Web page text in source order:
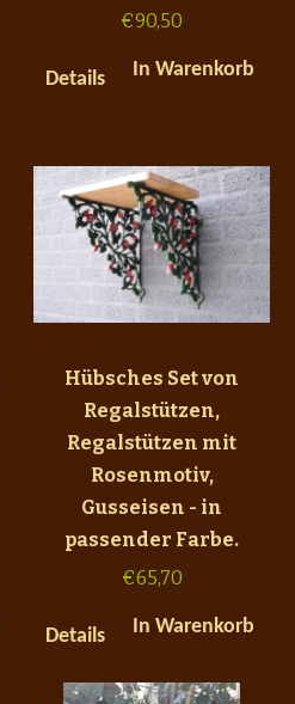
€90,50
Details In Warenkorb
Hübsches Set von
Regalstützen,
Regalstützen mit
Rosenmotiv,
Gusseisen - in
passender Farbe.
€65,70
Details In Warenkorb